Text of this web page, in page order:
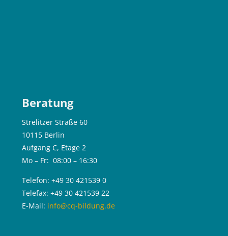
Beratung
Strelitzer Straße 60
10115 Berlin
Aufgang C, Etage 2
Mo – Fr: 08:00 – 16:30
Telefon: +49 30 421539 0
Telefax: +49 30 421539 22
E-Mail: info@cq-bildung.de